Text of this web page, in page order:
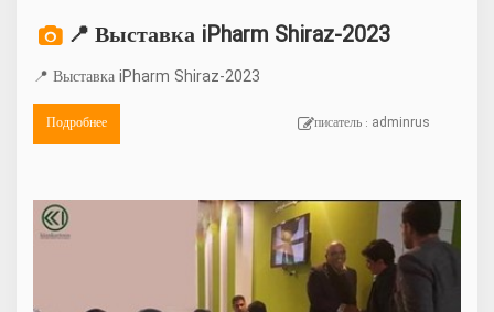
📍 Выставка iPharm Shiraz-2023
📍 Выставка iPharm Shiraz-2023
Подробнее писатель : adminrus